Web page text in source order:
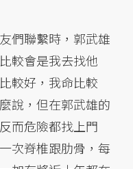
們聯繫時，郭武雄
較會是我去找他
較好，我命比較
說，但在郭武雄的
而危險都找上門
次脊椎跟肋骨，每